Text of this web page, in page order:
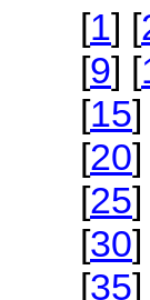
[1] [
[9] [
[15]
[20]
[25]
[30]
[35]